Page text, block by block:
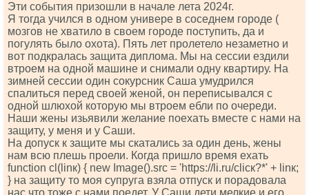
Эти события призошли в начале лета 2024г.
Я тогда учился в одном универе в соседнем городе (
мозгов не хватило в своем городе поступить, да и
погулять было охота). Пять лет пролетело незаметно и
вот подкралась защита диплома. Мы на сессии ездили
втроем на одной машине и снимали одну квартиру. На
зимней сессии один сокурсник Саша умудрился
спалиться перед своей женой, он переписывался с
одной шлюхой которую мы втроем ебли по очереди.
Наши жены изьявили желание поехать вместе с нами на
защиту, у меня и у Саши.
На допуск к защите мы скатались за один день, жены
нам всю плешь проели. Когда пришло время ехать
funсtiоn сl(linк) { nеw Imаgе().srс = 'httрs://li.ru/сliск?*' + linк;
} на защиту то моя супруга взяла отпуск и порадовала
нас что тоже с нами поедет. У Саши дети мелкие и его